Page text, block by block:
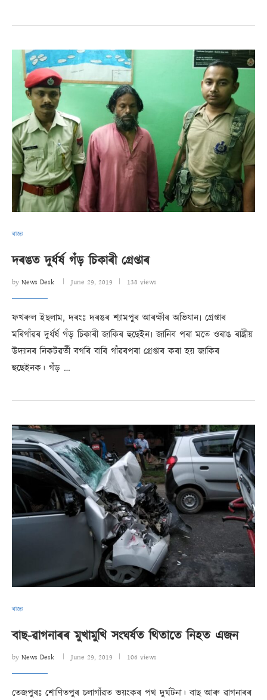
ৰাজ্য
দৰঙত দুৰ্ধৰ্ষ গঁড় চিকাৰী গ্ৰেপ্তাৰ
by News Desk June 29, 2019 138 views
ফখৰুল ইছলাম, দৰংঃ দৰঙৰ শ্যামপুৰ আৰক্ষীৰ অভিযান৷ গ্ৰেপ্তাৰ
মৰিগাঁৱৰ দুৰ্ধৰ্ষ গঁড় চিকাৰী জাকিৰ হুছেইন৷ জানিব পৰা মতে ওৰাঙ ৰাষ্ট্ৰীয়
উদ্যানৰ নিকটৱৰ্তী বগৰি বাৰি গাঁৱৰপৰা গ্ৰেপ্তাৰ কৰা হয় জাকিৰ
হুছেইনক। গঁড় …
ৰাজ্য
বাছ-ৱাগনাৰৰ মুখামুখি সংঘৰ্ষত থিতাতে নিহত এজন
by News Desk June 29, 2019 106 views
তেজপুৰঃ শোণিতপুৰ চলাগাঁৱত ভয়ংকৰ পথ দুৰ্ঘটনা। বাছ আৰু ৱাগনাৰৰ